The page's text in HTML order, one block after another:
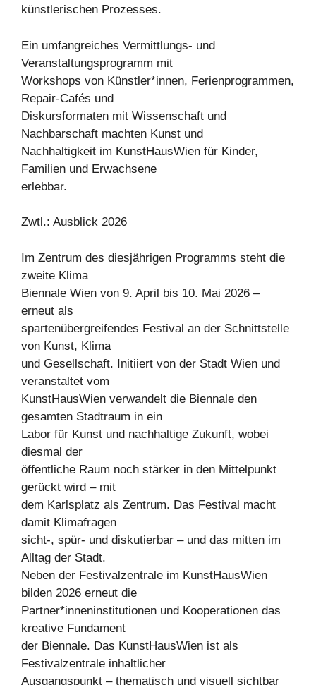
künstlerischen Prozesses.
Ein umfangreiches Vermittlungs- und
Veranstaltungsprogramm mit
Workshops von Künstler*innen, Ferienprogrammen,
Repair-Cafés und
Diskursformaten mit Wissenschaft und
Nachbarschaft machten Kunst und
Nachhaltigkeit im KunstHausWien für Kinder,
Familien und Erwachsene
erlebbar.
Zwtl.: Ausblick 2026
Im Zentrum des diesjährigen Programms steht die
zweite Klima
Biennale Wien von 9. April bis 10. Mai 2026 –
erneut als
spartenübergreifendes Festival an der Schnittstelle
von Kunst, Klima
und Gesellschaft. Initiiert von der Stadt Wien und
veranstaltet vom
KunstHausWien verwandelt die Biennale den
gesamten Stadtraum in ein
Labor für Kunst und nachhaltige Zukunft, wobei
diesmal der
öffentliche Raum noch stärker in den Mittelpunkt
gerückt wird – mit
dem Karlsplatz als Zentrum. Das Festival macht
damit Klimafragen
sicht-, spür- und diskutierbar – und das mitten im
Alltag der Stadt.
Neben der Festivalzentrale im KunstHausWien
bilden 2026 erneut die
Partner*inneninstitutionen und Kooperationen das
kreative Fundament
der Biennale. Das KunstHausWien ist als
Festivalzentrale inhaltlicher
Ausgangspunkt – thematisch und visuell sichtbar